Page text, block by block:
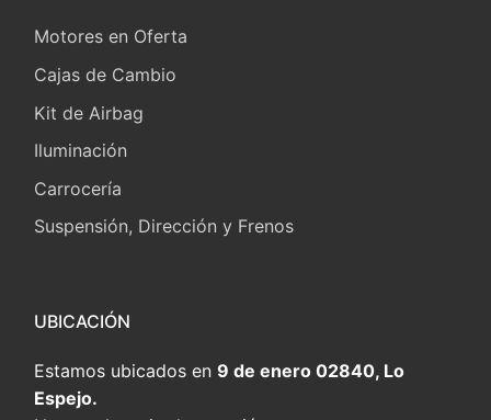
Motores en Oferta
Cajas de Cambio
Kit de Airbag
Iluminación
Carrocería
Suspensión, Dirección y Frenos
UBICACIÓN
Estamos ubicados en 9 de enero 02840, Lo
Espejo.